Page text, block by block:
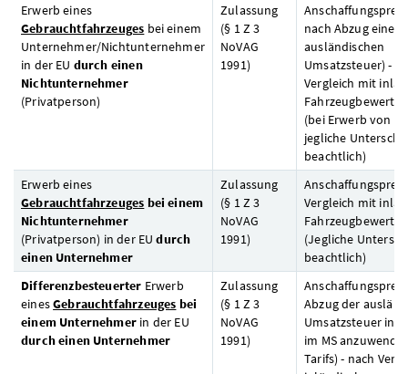
Erwerb eines
Gebrauchtfahrzeuges bei einem
Unternehmer/Nichtunternehmer
in der EU durch einen
Nichtunternehmer
(Privatperson)
Zulassung
(§ 1 Z 3
NoVAG
1991)
Anschaffungspreis
nach Abzug einer
ausländischen
Umsatzsteuer) -
Vergleich mit
(bei Erwerb von
jegliche
beachtlich)
Erwerb eines
Gebrauchtfahrzeuges bei einem
Nichtunternehmer
(Privatperson) in der EU durch
einen Unternehmer
Zulassung
(§ 1 Z 3
NoVAG
1991)
Vergleich mit
(Jegliche
beachtlich)
Differenzbesteuerter Erwerb
einesGebrauchtfahrzeuges bei
einem Unternehmer in der EU
durch einen Unternehmer
Zulassung
(§ 1 Z 3
NoVAG
1991)
Abzug der
Umsatzsteuer in
im MS
Tarifs) - nach